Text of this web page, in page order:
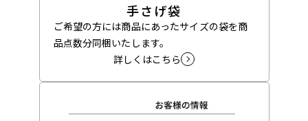
手さげ袋
ご希望の方には商品にあったサイズの袋を商
品点数分同梱いたします。
詳しくはこちら